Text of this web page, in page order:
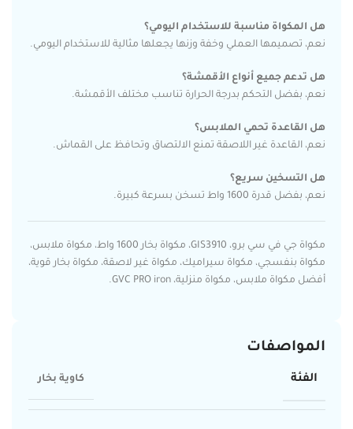
هل المكواة مناسبة للاستخدام اليومي؟
نعم، تصميمها العملي وخفة وزنها يجعلها مثالية للاستخدام اليومي.
هل تدعم جميع أنواع الأقمشة؟
نعم، بفضل التحكم بدرجة الحرارة تناسب مختلف الأقمشة.
هل القاعدة تحمي الملابس؟
نعم، القاعدة غير اللاصقة تمنع الالتصاق وتحافظ على القماش.
هل التسخين سريع؟
نعم، بفضل قدرة 1600 واط تسخن بسرعة كبيرة.
مكواة جي في سي برو، GIS3910، مكواة بخار 1600 واط، مكواة ملابس،
مكواة بنفسجي، مكواة سيراميك، مكواة غير لاصقة، مكواة بخار قوية،
أفضل مكواة ملابس، مكواة منزلية، GVC PRO iron.
المواصفات
الفئة كاوية بخار